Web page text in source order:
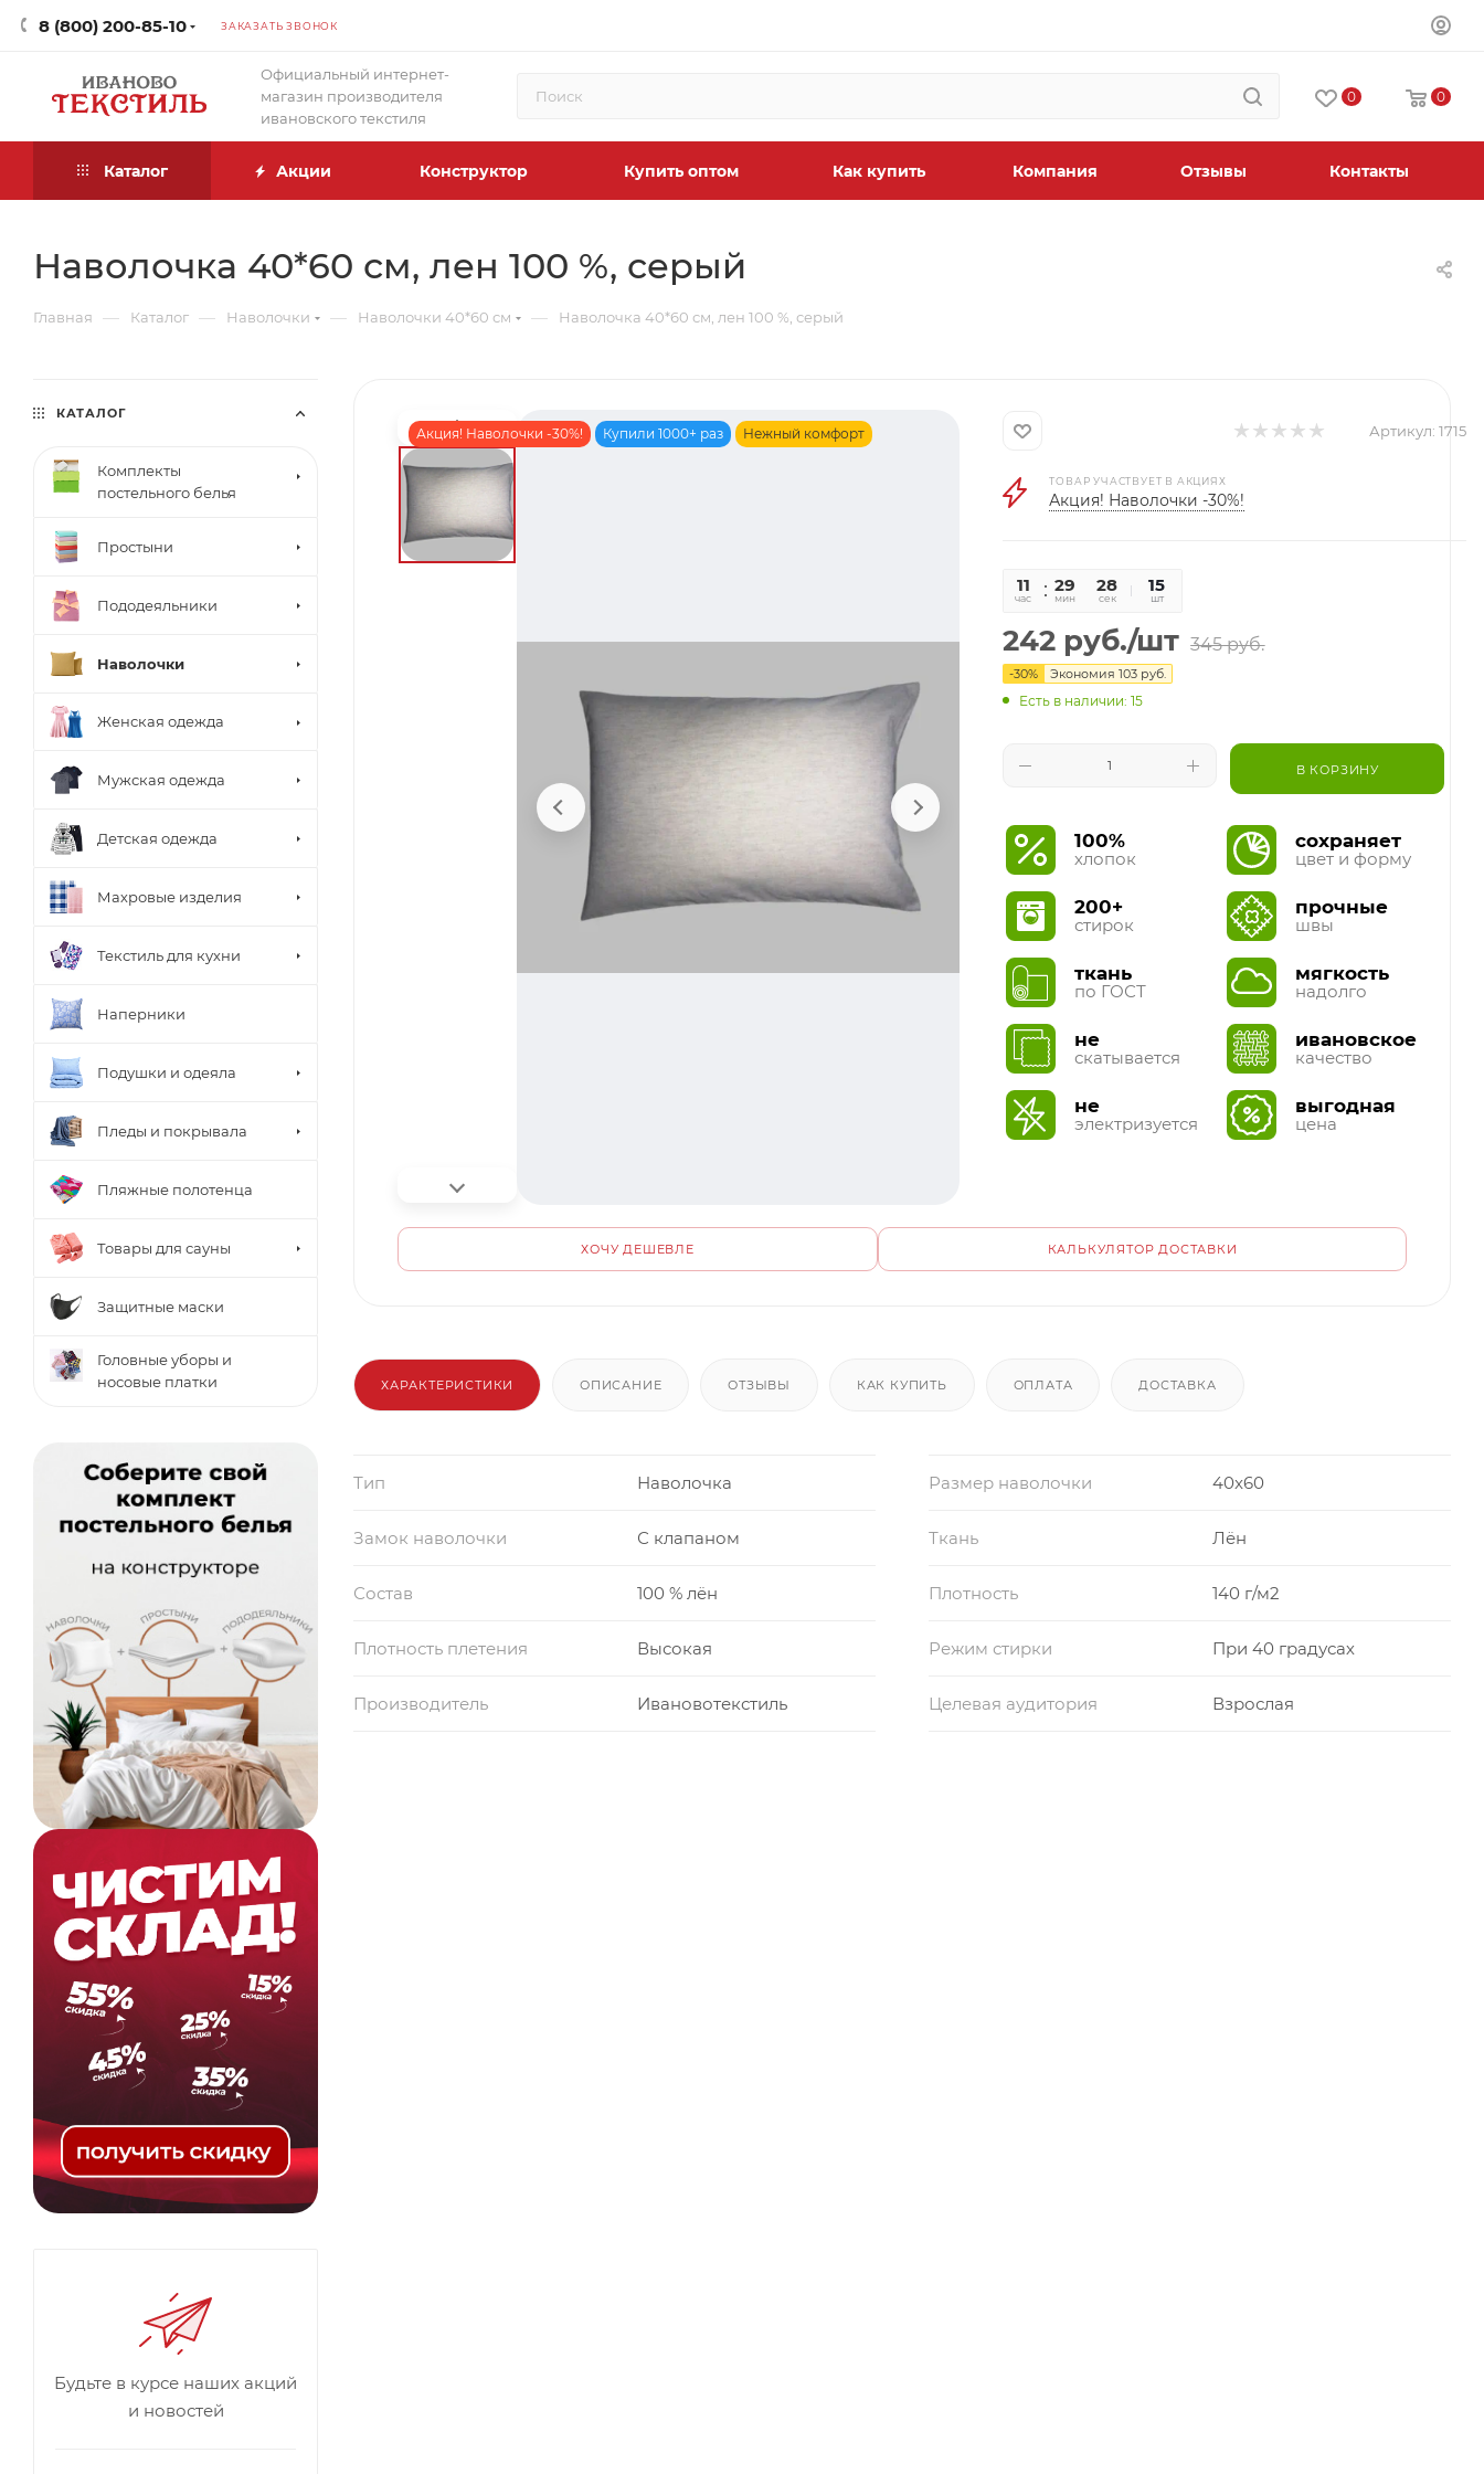
8 (800) 200-85-10 ЗАКАЗАТЬ ЗВОНОК
Официальный интернет-
магазин производителя
ивановского текстиля
0 0
Каталог Акции Конструктор Купить оптом Как купить Компания Отзывы Контакты
Наволочка 40*60 см, лен 100 %, серый
Главная — Каталог — Наволочки — Наволочки 40*60 см — Наволочка 40*60 см, лен 100 %, серый
Акция! Наволочки -30%! Купили 1000+ раз Нежный комфорт Артикул: 1715
ТОВАР УЧАСТВУЕТ В АКЦИЯХ
Акция! Наволочки -30%!
11
час
29
мин
28
сек
15
шт
242 руб./шт 345руб.
-30% Экономия103 руб.
Есть в наличии: 15
В КОРЗИНУ
100%
хлопок
200+
стирок
ткань
по ГОСТ
не
скатывается
не
электризуется
сохраняет
цвет и форму
прочные
швы
мягкость
надолго
ивановское
качество
выгодная
цена
ХОЧУ ДЕШЕВЛЕ КАЛЬКУЛЯТОР ДОСТАВКИ
ХАРАКТЕРИСТИКИ ОПИСАНИЕ ОТЗЫВЫ КАК КУПИТЬ ОПЛАТА ДОСТАВКА
Тип Наволочка Размер наволочки 40x60
Замок наволочки С клапаном Ткань Лён
Состав 100 % лён Плотность 140 г/м2
Плотность плетения Высокая Режим стирки При 40 градусах
Производитель Ивановотекстиль Целевая аудитория Взрослая
КАТАЛОГ
Комплекты
постельного белья
Простыни
Пододеяльники
Наволочки
Женская одежда
Мужская одежда
Детская одежда
Махровые изделия
Текстиль для кухни
Наперники
Подушки и одеяла
Пледы и покрывала
Пляжные полотенца
Товары для сауны
Защитные маски
Головные уборы и
носовые платки
Будьте в курсе наших акций
и новостей